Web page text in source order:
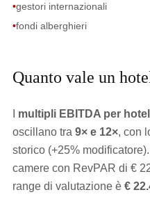
•gestori internazionali
•fondi alberghieri
Quanto vale un
multipli EBITDA per
oscillano tra 9× e 12×, con
storico (+25%
camere con RevPAR di €
range di valutazione è €